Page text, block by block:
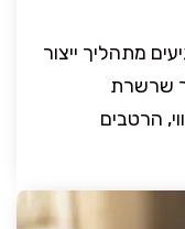
מתהליך ייצור
שרשרת
הרטבים